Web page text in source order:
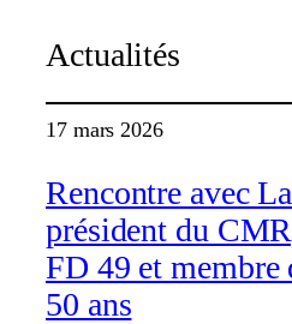
Actualités
17 mars 2026
Rencontre avec
président du
FD 49 et membre
50 ans